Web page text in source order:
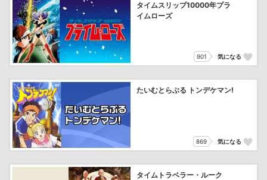
タイムスリップ10000年プラ
イムローズ
901 気になる
たいむとらぶる トンデケマン!
869 気になる
タイムトラベラー・ルーク